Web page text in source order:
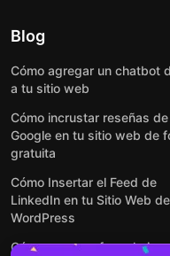
Blog
Cómo agregar un chatbot
a tu sitio web
Cómo incrustar reseñas de
Google en tu sitio web de
gratuita
Cómo Insertar el Feed de
LinkedIn en tu Sitio Web de
WordPress
Cómo crear un formulario